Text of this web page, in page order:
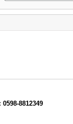
0598-8812349